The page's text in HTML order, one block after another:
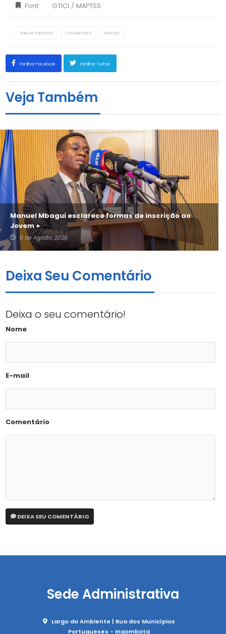
Font: GTICI / MAPTSS
Sala de Imprensa Comunicados Notícias
Partilhar Facebook Partilhar Twitter
Veja Também
Manuel Mbagui esclarece formas de inscrição ao
Jovem +
5 de Agosto, 2026
Deixa Seu Comentário
Deixa o seu comentário!
Nome
E-mail
Comentário
DEIXA SEU COMENTÁRIO
Sede Administrativa
Largo do Ambiente | Rua dos Municípios
Portugueses - Ingombota